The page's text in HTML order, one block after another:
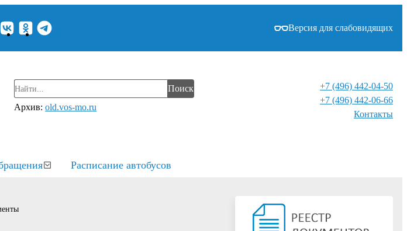
Версия для слабовидящих
Поиск
Архив: old.vos-mo.ru
+7 (496) 442-04-50
+7 (496) 442-06-66
Контакты⁠
Расписание автобусов